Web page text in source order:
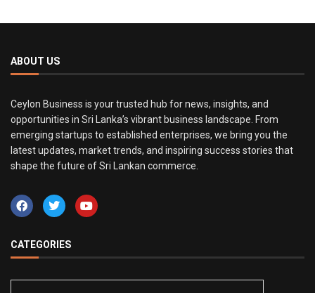
ABOUT US
Ceylon Business is your trusted hub for news, insights, and
opportunities in Sri Lanka’s vibrant business landscape. From
emerging startups to established enterprises, we bring you the
latest updates, market trends, and inspiring success stories that
shape the future of Sri Lankan commerce.
CATEGORIES